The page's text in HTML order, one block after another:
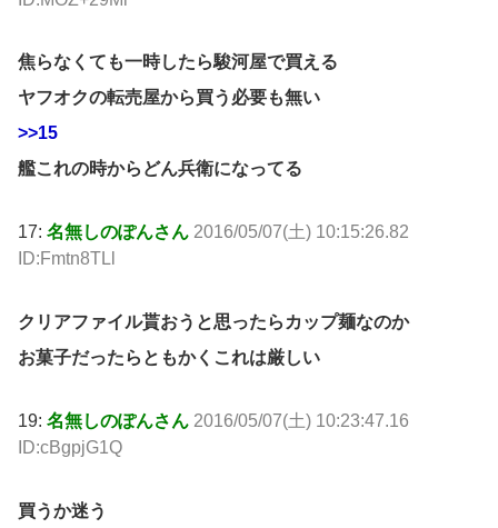
焦らなくても一時したら駿河屋で買える
ヤフオクの転売屋から買う必要も無い
>>15
艦これの時からどん兵衛になってる
17: 名無しのぽんさん 2016/05/07(土) 10:15:26.82
ID:Fmtn8TLl
クリアファイル貰おうと思ったらカップ麺なのか
お菓子だったらともかくこれは厳しい
19: 名無しのぽんさん 2016/05/07(土) 10:23:47.16
ID:cBgpjG1Q
買うか迷う